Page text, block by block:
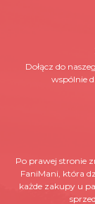
Dołącz do
wspólnie
Po prawej stronie
FaniMani, która
każde zakupy u